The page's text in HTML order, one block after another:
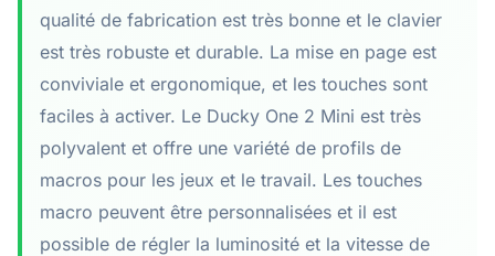
qualité de fabrication est très bonne et le clavier
est très robuste et durable. La mise en page est
conviviale et ergonomique, et les touches sont
faciles à activer. Le Ducky One 2 Mini est très
polyvalent et offre une variété de profils de
macros pour les jeux et le travail. Les touches
macro peuvent être personnalisées et il est
possible de régler la luminosité et la vitesse de